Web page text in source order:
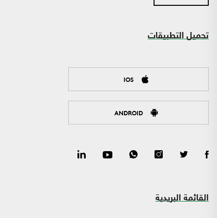
تحميل التطبيقات
IOS
ANDROID
القائمة البريدية